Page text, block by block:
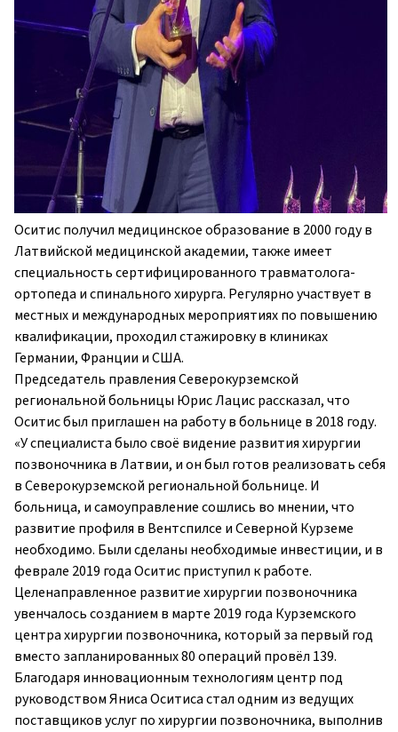
Оситис получил медицинское образование в 2000 году в
Латвийской медицинской академии, также имеет
специальность сертифицированного травматолога-
ортопеда и спинального хирурга. Регулярно участвует в
местных и международных мероприятиях по повышению
квалификации, проходил стажировку в клиниках
Германии, Франции и США.
Председатель правления Северокурземской
региональной больницы Юрис Лацис рассказал, что
Оситис был приглашен на работу в больнице в 2018 году.
«У специалиста было своё видение развития хирургии
позвоночника в Латвии, и он был готов реализовать себя
в Северокурземской региональной больнице. И
больница, и самоуправление сошлись во мнении, что
развитие профиля в Вентспилсе и Северной Курземе
необходимо. Были сделаны необходимые инвестиции, и в
феврале 2019 года Оситис приступил к работе.
Целенаправленное развитие хирургии позвоночника
увенчалось созданием в марте 2019 года Курземского
центра хирургии позвоночника, который за первый год
вместо запланированных 80 операций провёл 139.
Благодаря инновационным технологиям центр под
руководством Яниса Оситиса стал одним из ведущих
поставщиков услуг по хирургии позвоночника, выполнив